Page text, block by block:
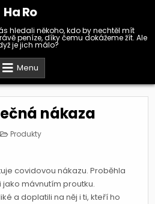
Ha Ro
hledali někoho, kdo by nechtěl mít
peníze, díky čemu dokážeme žít. Ale
je jich málo?
Menu
nákaza
Posted
Produkty
covidovou nákazu. Proběhla
mávnutím proutku.
a doplatili na něj i ti, kteří ho